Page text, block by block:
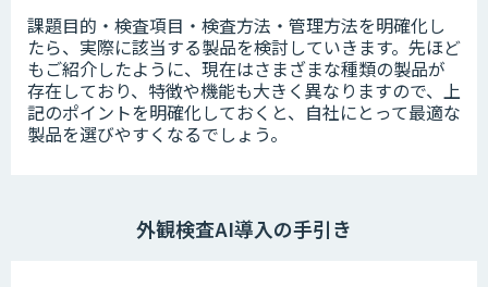
課題目的・検査項目・検査方法・管理方法を明確化し
たら、実際に該当する製品を検討していきます。先ほど
もご紹介したように、現在はさまざまな種類の製品が
存在しており、特徴や機能も大きく異なりますので、上
記のポイントを明確化しておくと、自社にとって最適な
製品を選びやすくなるでしょう。
外観検査AI導入の手引き